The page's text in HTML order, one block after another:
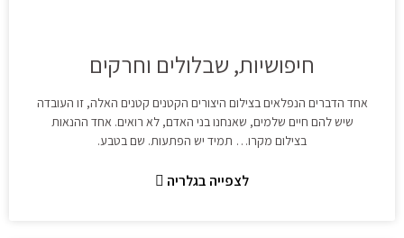
חיפושיות, שבלולים וחרקים
אחד הדברים הנפלאים בצילום היצורים הקטנים קטנים האלה, זו העובדה
שיש להם חיים שלמים, שאנחנו בני האדם, לא רואים. אחד ההנאות
בצילום מקרו… תמיד יש הפתעות. שם בטבע.
לצפייה בגלריה